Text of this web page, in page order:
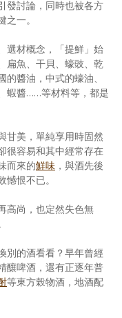
發討論，同時也被各方
一。
選材概念，「提鮮」始
扁魚、干貝、蠔豉、乾
醬油，中式的蠔油、
蝦醬……等材料等，都是
甘美，單純享用時固然
很容易和其中經常存在
而來的鮮味 ，與酒先後
恨不已。
高尚，也定然失色無
別的酒看看？早年曾經
釀啤酒，還有正逐年普
等東方榖物酒，地酒配